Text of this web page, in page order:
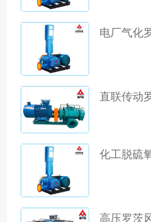
电厂气化
直联传动
化工脱硫
高压罗茨